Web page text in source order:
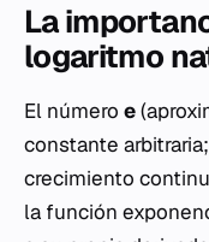
La
logaritmo
El número e
constante
crecimiento
la función